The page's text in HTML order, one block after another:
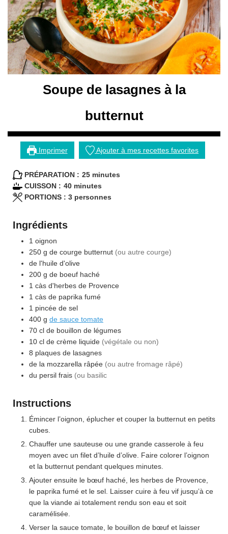
Soupe de lasagnes à la
butternut
Imprimer Ajouter à mes recettes favorites
PRÉPARATION : 25minutes
minutes
CUISSON : 40minutes
minutes
PORTIONS : 3 personnes
Ingrédients
1 oignon
250 g de courge butternut (ou autre courge)
de l'huile d'olive
200 g de boeuf haché
1 càs d'herbes de Provence
1 càs de paprika fumé
1 pincée de sel
400 g de sauce tomate
70 cl de bouillon de légumes
10 cl de crème liquide (végétale ou non)
8 plaques de lasagnes
de la mozzarella râpée (ou autre fromage râpé)
du persil frais (ou basilic
Instructions
Émincer l’oignon, éplucher et couper la butternut en petits
cubes.
Chauffer une sauteuse ou une grande casserole à feu
moyen avec un filet d’huile d’olive. Faire colorer l’oignon
et la butternut pendant quelques minutes.
Ajouter ensuite le bœuf haché, les herbes de Provence,
le paprika fumé et le sel. Laisser cuire à feu vif jusqu’à ce
que la viande ai totalement rendu son eau et soit
caramélisée.
Verser la sauce tomate, le bouillon de bœuf et laisser